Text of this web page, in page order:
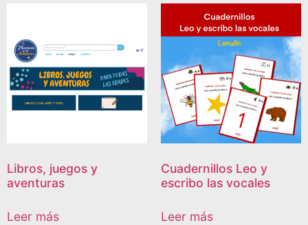
Libros, juegos y
aventuras
Leer más
Cuadernillos Leo y
escribo las vocales
Leer más